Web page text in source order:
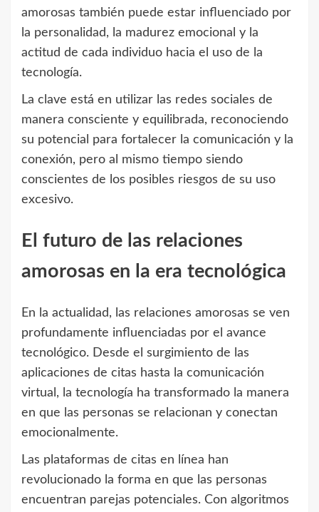
amorosas también puede estar influenciado por
la personalidad, la madurez emocional y la
actitud de cada individuo hacia el uso de la
tecnología.
La clave está en utilizar las redes sociales de
manera consciente y equilibrada, reconociendo
su potencial para fortalecer la comunicación y la
conexión, pero al mismo tiempo siendo
conscientes de los posibles riesgos de su uso
excesivo.
El futuro de las relaciones
amorosas en la era tecnológica
En la actualidad, las relaciones amorosas se ven
profundamente influenciadas por el avance
tecnológico. Desde el surgimiento de las
aplicaciones de citas hasta la comunicación
virtual, la tecnología ha transformado la manera
en que las personas se relacionan y conectan
emocionalmente.
Las plataformas de citas en línea han
revolucionado la forma en que las personas
encuentran parejas potenciales. Con algoritmos